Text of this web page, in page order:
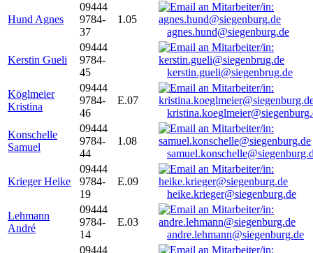
Hund Agnes
09444
9784-
37
1.05
agnes.hund@siegenburg.de
Kerstin Gueli
09444
9784-
45
kerstin.gueli@siegenbrug.de
Köglmeier
Kristina
09444
9784-
46
E.07
Konschelle
Samuel
09444
9784-
44
1.08
Krieger Heike
09444
9784-
19
E.09
heike.krieger@siegenburg.de
Lehmann
André
09444
9784-
14
E.03
andre.lehmann@siegenburg.de
09444